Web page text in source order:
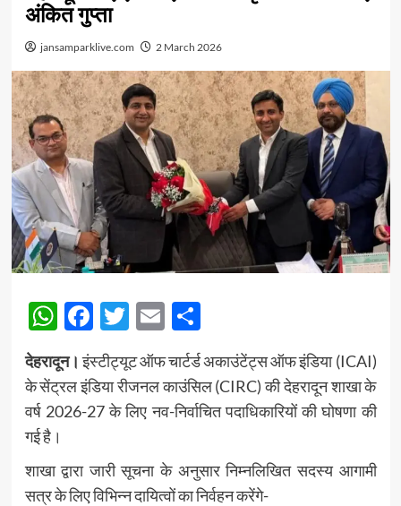
अंकित गुप्ता
jansamparklive.com 2 March 2026
WhatsApp
Facebook
Twitter
EmailShare
देहरादून।इंस्टीट्यूट ऑफ चार्टर्ड अकाउंटेंट्स ऑफ इंडिया (ICAI)
के सेंट्रल इंडिया रीजनल काउंसिल (CIRC) की देहरादून शाखा के
वर्ष 2026-27 के लिए नव-निर्वाचित पदाधिकारियों की घोषणा की
गई है।
शाखा द्वारा जारी सूचना के अनुसार निम्नलिखित सदस्य आगामी
सत्र के लिए विभिन्न दायित्वों का निर्वहन करेंगे-